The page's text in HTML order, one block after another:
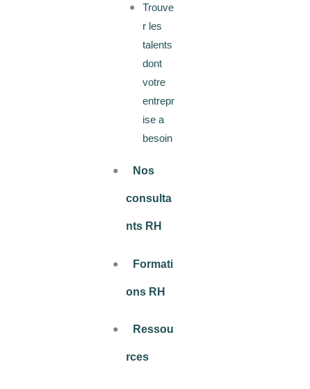
Trouve
r les
talents
dont
votre
entrepr
ise a
besoin
Nos
consulta
nts RH
Formati
ons RH
Ressou
rces